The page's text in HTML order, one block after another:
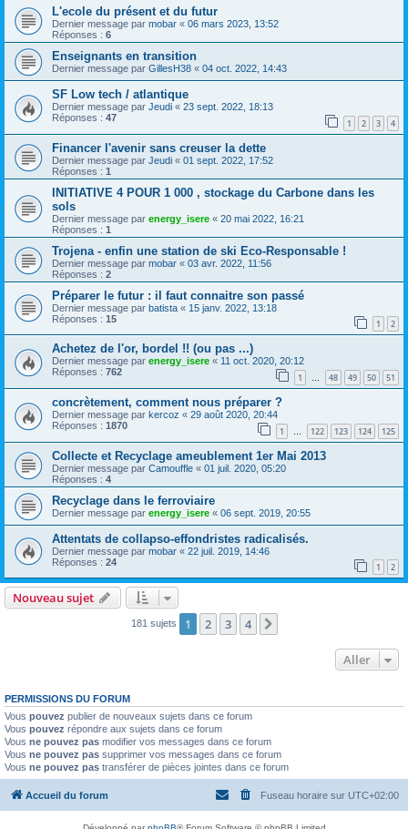
L'ecole du présent et du futur
Dernier message par mobar « 06 mars 2023, 13:52
Réponses : 6
Enseignants en transition
Dernier message par GillesH38 « 04 oct. 2022, 14:43
SF Low tech / atlantique
Dernier message par Jeudi « 23 sept. 2022, 18:13
Réponses : 47 1 2 3 4
Financer l'avenir sans creuser la dette
Dernier message par Jeudi « 01 sept. 2022, 17:52
Réponses : 1
INITIATIVE 4 POUR 1 000 , stockage du Carbone dans les
sols
Dernier message par energy_isere « 20 mai 2022, 16:21
Réponses : 1
Trojena - enfin une station de ski Eco-Responsable !
Dernier message par mobar « 03 avr. 2022, 11:56
Réponses : 2
Préparer le futur : il faut connaitre son passé
Dernier message par batista « 15 janv. 2022, 13:18
Réponses : 15 1 2
Achetez de l'or, bordel !! (ou pas ...)
Dernier message par energy_isere « 11 oct. 2020, 20:12
Réponses : 762 1 … 48 49 50 51
concrètement, comment nous préparer ?
Dernier message par kercoz « 29 août 2020, 20:44
Réponses : 1870 1 … 122 123 124 125
Collecte et Recyclage ameublement 1er Mai 2013
Dernier message par Camouffle « 01 juil. 2020, 05:20
Réponses : 4
Recyclage dans le ferroviaire
Dernier message par energy_isere « 06 sept. 2019, 20:55
Attentats de collapso-effondristes radicalisés.
Dernier message par mobar « 22 juil. 2019, 14:46
Réponses : 24 1 2
Nouveau sujet
181 sujets 1 2 3 4
Aller
PERMISSIONS DU FORUM
Vous pouvez publier de nouveaux sujets dans ce forum
Vous pouvez répondre aux sujets dans ce forum
Vous ne pouvez pas modifier vos messages dans ce forum
Vous ne pouvez pas supprimer vos messages dans ce forum
Vous ne pouvez pas transférer de pièces jointes dans ce forum
Accueil du forum Fuseau horaire sur UTC+02:00